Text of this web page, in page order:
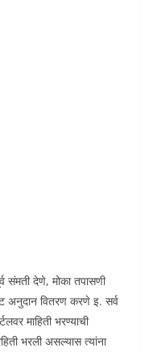
संमती देणे, मोका तपासणी
अनुदान वितरण करणे इ. सर्व
माहिती भरण्याची
भरली असल्यास त्यांना